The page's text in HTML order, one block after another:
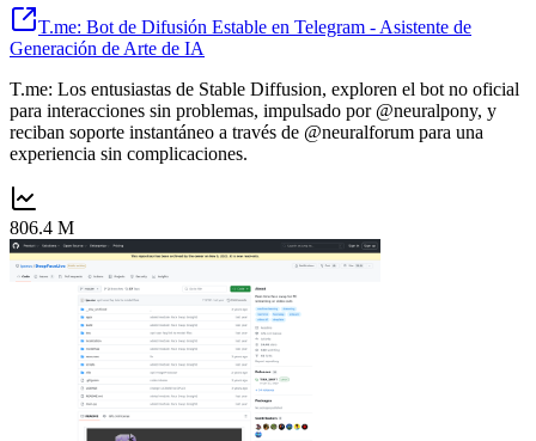
T.me: Bot de Difusión Estable en Telegram - Asistente de
Generación de Arte de IA
T.me: Los entusiastas de Stable Diffusion, exploren el bot no oficial
para interacciones sin problemas, impulsado por @neuralpony, y
reciban soporte instantáneo a través de @neuralforum para una
experiencia sin complicaciones.
806.4 M